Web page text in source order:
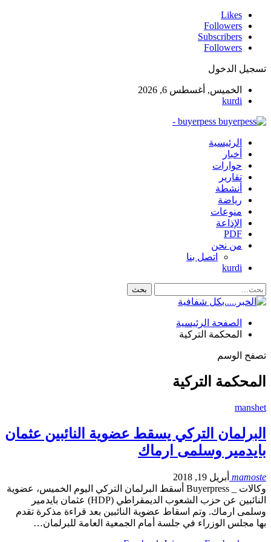
Likes
Followers
Subscribers
Followers
تسجيل الدخول
الخميس, أغسطس 6, 2026
kurdi
buyerpess -
الرئيسية
أخبار
حوارات
تقارير
أنشطة
رياضة
منوعات
الإذاعة
PDF
من نحن
اتصل بنا
kurdi
الصفحة الرئيسية
المحكمة التركية
تصفح الوسم
المحكمة التركية
manshet
البرلمان التركي يسقط عضوية النائبين عثمان
بايدمير وسلمى ارماك
mamoste أبريل 19, 2018
وكالات _ Buyerpress أسقط البرلمان التركي اليوم الخميس، عضوية
النائبين عن حزب الشعوب الديمقراطي (HDP) عثمان بايدمير
وسلمى ارماك. وتم اسقاط عضوية النائبين بعد قراءة مذكرة تقدم
بها مجلس الوزراء في جلسة أمام الجمعية العامة للبرلمان…